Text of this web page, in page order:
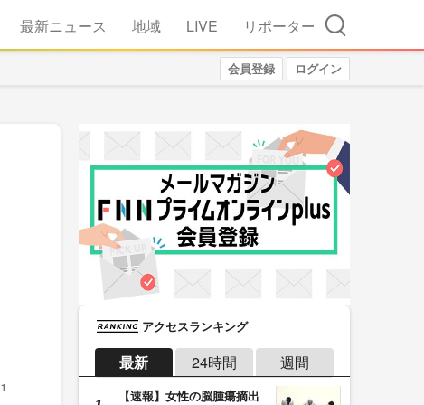
最新ニュース 地域 LIVE リポーター 検索
会員登録 ログイン
1
アクセスランキング
最新 24時間 週間
【速報】女性の脳腫瘍摘出